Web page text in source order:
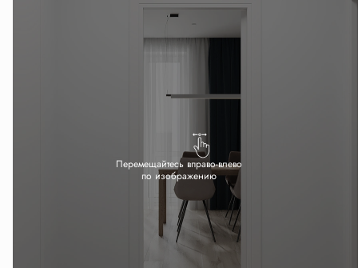
Перемещайтесь вправо-влево
по изображению